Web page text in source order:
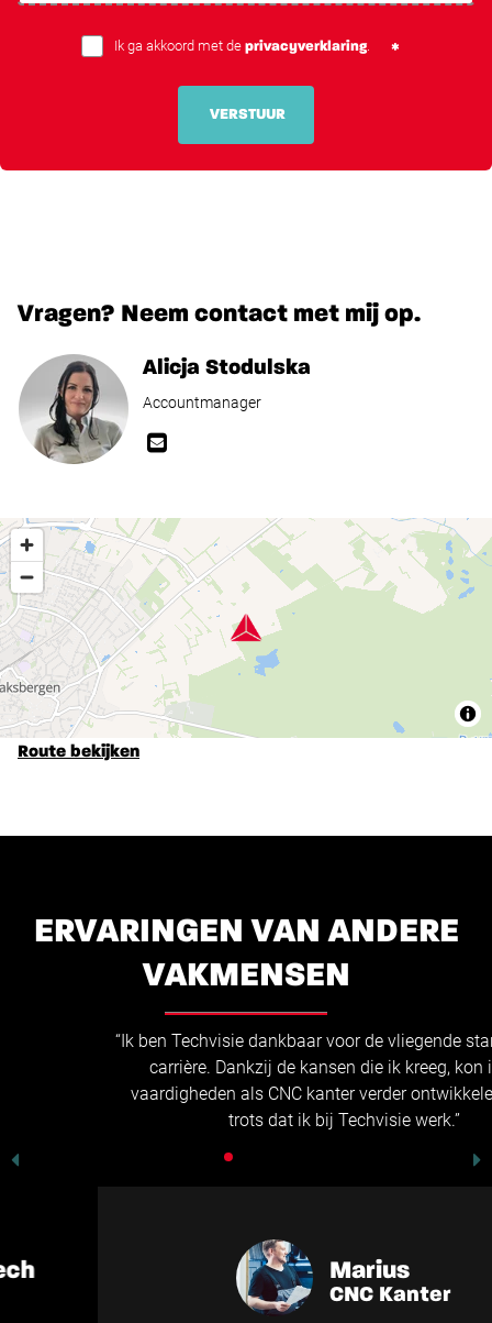
Ik ga akkoord met de privacyverklaring.
VERSTUUR
Vragen? Neem contact met mij op.
Alicja Stodulska
Accountmanager
Route bekijken
ERVARINGEN VAN ANDERE
VAKMENSEN
“Ik ben Techvisie dankbaar voor de vliegende start van mijn
carrière. Dankzij de kansen die ik kreeg, kon ik mijn
vaardigheden als CNC kanter verder ontwikkelen. Ik ben
trots dat ik bij Techvisie werk.”
Marius
CNC Kanter